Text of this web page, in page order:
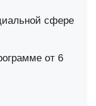
сфере
от 6